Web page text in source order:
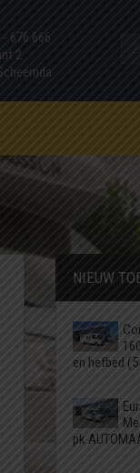
676 666
2
NIEUW
en hefbed
pk